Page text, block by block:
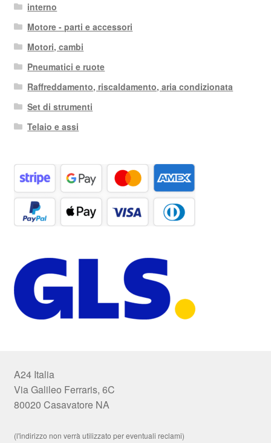
interno
Motore - parti e accessori
Motori, cambi
Pneumatici e ruote
Raffreddamento, riscaldamento, aria condizionata
Set di strumenti
Telaio e assi
A24 Italia
Via Galileo Ferraris, 6C
80020 Casavatore NA
(l'indirizzo non verrà utilizzato per eventuali reclami)